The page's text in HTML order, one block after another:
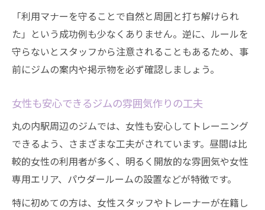
「利用マナーを守ることで自然と周囲と打ち解けられ
た」という成功例も少なくありません。逆に、ルールを
守らないとスタッフから注意されることもあるため、事
前にジムの案内や掲示物を必ず確認しましょう。
女性も安心できるジムの雰囲気作りの工夫
丸の内駅周辺のジムでは、女性も安心してトレーニング
できるよう、さまざまな工夫がされています。昼間は比
較的女性の利用者が多く、明るく開放的な雰囲気や女性
専用エリア、パウダールームの設置などが特徴です。
特に初めての方は、女性スタッフやトレーナーが在籍し